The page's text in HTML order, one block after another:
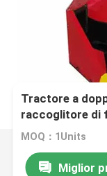
Tractore a
raccoglitore di
mais stalco
MOQ：1Units
Miglior